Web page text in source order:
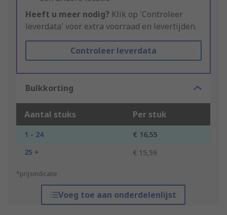
Heeft u meer nodig? Klik op 'Controleer
leverdata' voor extra voorraad en levertijden.
Controleer leverdata
Bulkkorting
Aantal stuks Per stuk
1 - 24
€ 16,55
25 +
€ 15,59
*prijsindicatie
Voeg toe aan onderdelenlijst